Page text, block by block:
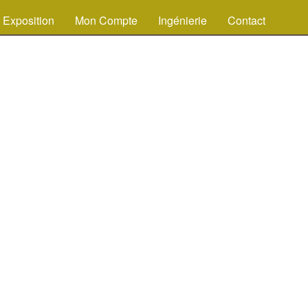
Exposition Mon Compte Ingénierie Contact